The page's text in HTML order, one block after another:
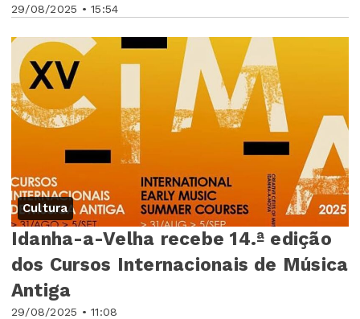
29/08/2025 • 15:54
Cultura
29/08/2025 • 11:08
Idanha-a-Velha recebe 14.ª edição
dos Cursos Internacionais de Música
Antiga